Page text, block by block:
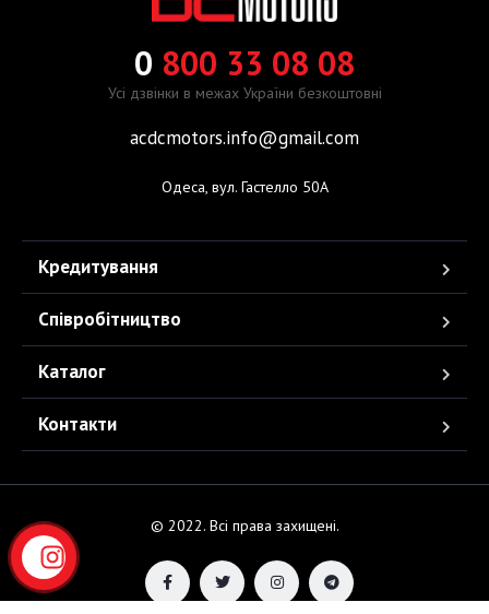
0 800 33 08 08
Усі дзвінки в межах України безкоштовні
acdcmotors.info@gmail.com
Одеса, вул. Гастелло 50А
Кредитування
Співробітництво
Каталог
Контакти
© 2022. Всі права захищені.